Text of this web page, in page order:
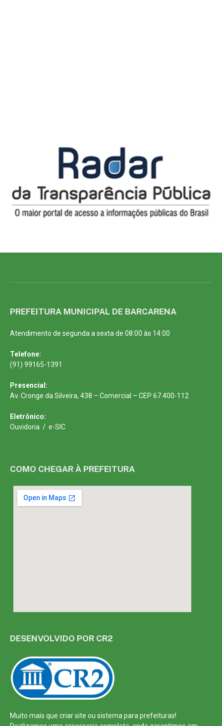
PREFEITURA MUNICIPAL DE BARCARENA
Atendimento de segunda a sexta de 08:00 às 14:00
Telefone:
(91) 99165-1391
Presencial:
Av. Cronge da Silveira, 438 – Comercial – CEP 67.400-112
Eletrônico:
Ouvidoria / e-SIC
COMO CHEGAR À PREFEITURA
DESENVOLVIDO POR CR2
Muito mais que criar site ou sistema para prefeituras!